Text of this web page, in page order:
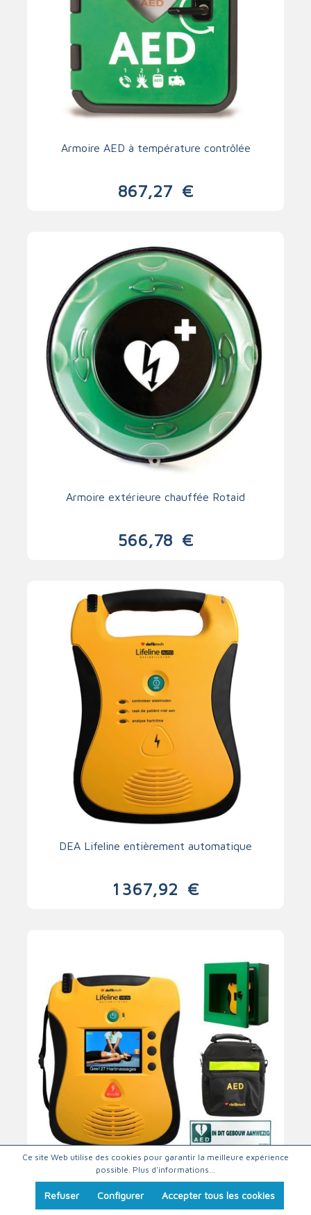
Armoire AED à température contrôlée
867,27 €
Armoire extérieure chauffée Rotaid
566,78 €
DEA Lifeline entièrement automatique
1 367,92 €
Paquet DEA - Defibtech Lifeline View
Ce site Web utilise des cookies pour garantir la meilleure expérience
possible. Plus d'informations...
Refuser Configurer Accepter tous les cookies